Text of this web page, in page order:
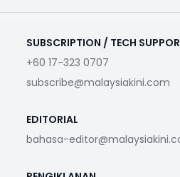
SUBSCRIPTION / TECH
+60 17-323 0707
subscribe@malaysiakini.com
EDITORIAL
bahasa-